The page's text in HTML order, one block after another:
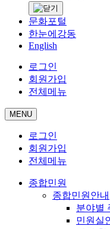
문화포털
한눈에강동
English
로그인
회원가입
전체메뉴
MENU
로그인
회원가입
전체메뉴
종합민원
종합민원안내
분야별
민원실